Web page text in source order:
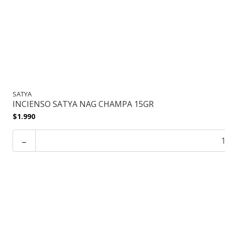
SATYA
INCIENSO SATYA NAG CHAMPA 15GR
$1.990
-